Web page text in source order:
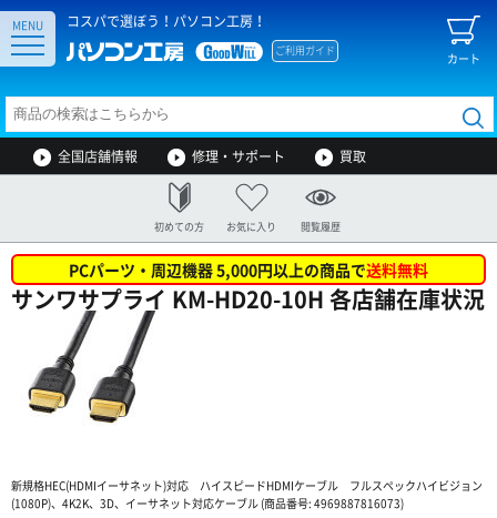
コスパで選ぼう！パソコン工房！
カート
ご利用ガイド
MENU
全国店舗情報 修理・サポート 買取
初めての方 お気に入り 閲覧履歴
PCパーツ・周辺機器 5,000円以上の商品で送料無料
サンワサプライ KM-HD20-10H 各店舗在庫状況
新規格HEC(HDMIイーサネット)対応 ハイスピードHDMIケーブル フルスペックハイビジョン
(1080P)、4K2K、3D、イーサネット対応ケーブル (商品番号: 4969887816073)